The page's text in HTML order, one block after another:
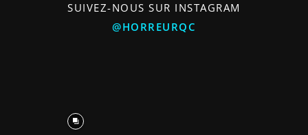
SUIVEZ-NOUS SUR INSTAGRAM
@HORREURQC